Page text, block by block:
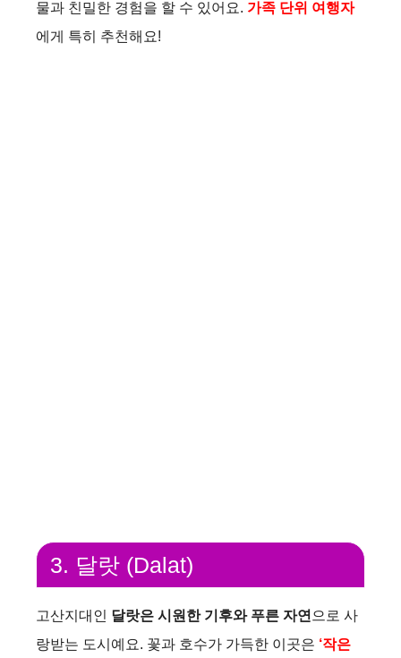
물과 친밀한 경험을 할 수 있어요. 가족 단위 여행자
에게 특히 추천해요!
3. 달랏 (Dalat)
고산지대인 달랏은 시원한 기후와 푸른 자연 으로 사
랑받는 도시예요. 꽃과 호수가 가득한 이곳은 ‘작은